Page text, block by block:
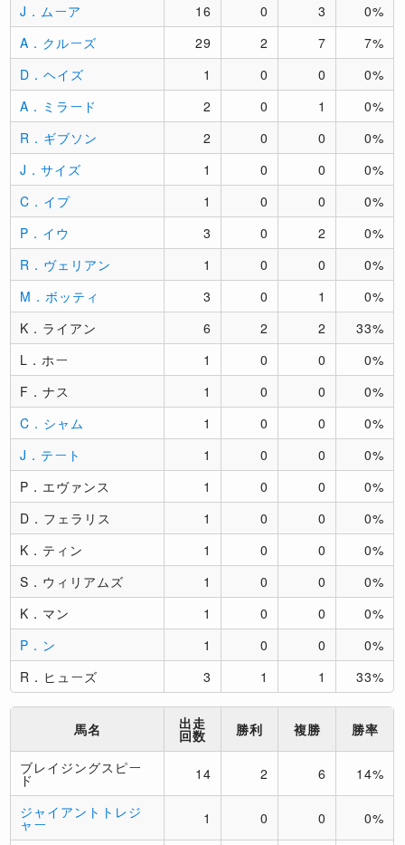
J．ムーア
16 0 3
0%
A．クルーズ
29 2 7
7%
D．ヘイズ
1 0 0
0%
A．ミラード
2 0 1
0%
R．ギブソン
2 0 0
0%
J．サイズ
1 0 0
0%
C．イプ
1 0 0
0%
P．イウ
3 0 2
0%
R．ヴェリアン
1 0 0
0%
M．ボッティ
3 0 1
0%
K．ライアン
6 2 2
33%
L．ホー
1 0 0
0%
F．ナス
1 0 0
0%
C．シャム
1 0 0
0%
J．テート
1 0 0
0%
P．エヴァンス
1 0 0
0%
D．フェラリス
1 0 0
0%
K．ティン
1 0 0
0%
S．ウィリアムズ
1 0 0
0%
K．マン
1 0 0
0%
P．ン
1 0 0
0%
R．ヒューズ
3 1 1 33%
馬名 出走
回数 勝利 複勝 勝率
ブレイジングスピー
ド 14 2 6 14%
ジャイアントトレジ
ャー 1 0 0 0%